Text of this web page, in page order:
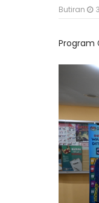
Butiran
Program